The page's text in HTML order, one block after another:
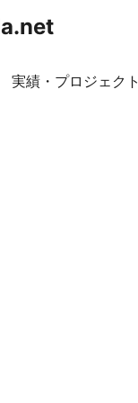
実績・プロジェクト